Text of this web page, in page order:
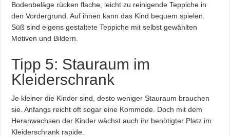
Bodenbeläge rücken flache, leicht zu reinigende Teppiche in
den Vordergrund. Auf ihnen kann das Kind bequem spielen.
Süß sind eigens gestaltete Teppiche mit selbst gewählten
Motiven und Bildern.
Tipp 5: Stauraum im
Kleiderschrank
Je kleiner die Kinder sind, desto weniger Stauraum brauchen
sie. Anfangs reicht oft sogar eine Kommode. Doch mit dem
Heranwachsen der Kinder wächst auch ihr benötigter Platz im
Kleiderschrank rapide.